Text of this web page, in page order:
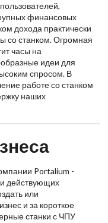
финансовых
дохода практически
со станком. Огромная
часы на
идеи для
спросом. В
работе со станком
наших
Portalium -
действующих
или
и за короткое
станки с ЧПУ